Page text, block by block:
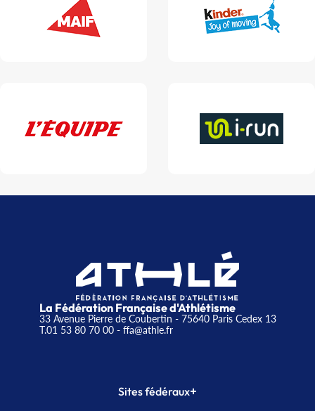
La Fédération Française d'Athlétisme
33 Avenue Pierre de Coubertin - 75640 Paris Cedex 13
T.01 53 80 70 00- ffa@athle.fr
Sites fédéraux+